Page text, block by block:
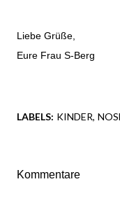
Liebe Grüße,
Eure Frau S-Berg
LABELS: KINDER
Kommentare